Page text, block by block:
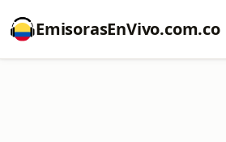
EmisorasEnVivo.com.co